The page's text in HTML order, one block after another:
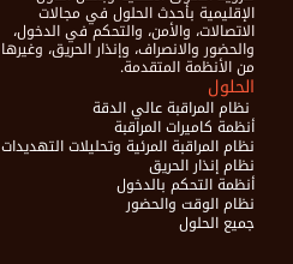
من الأنظمة المتقدمة.
الحلول
أنظمة كاميرات المراقبة
نظام المراقبة المرئية وتحليلات التهديدات
نظام إنذار الحريق
أنظمة التحكم بالدخول
نظام الوقت والحضور
جميع الحلول